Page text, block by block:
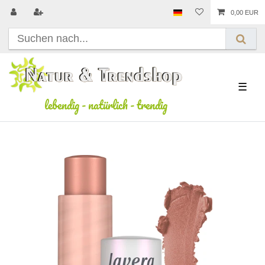
0,00 EUR
lebendig-natürlich-trendig
☰